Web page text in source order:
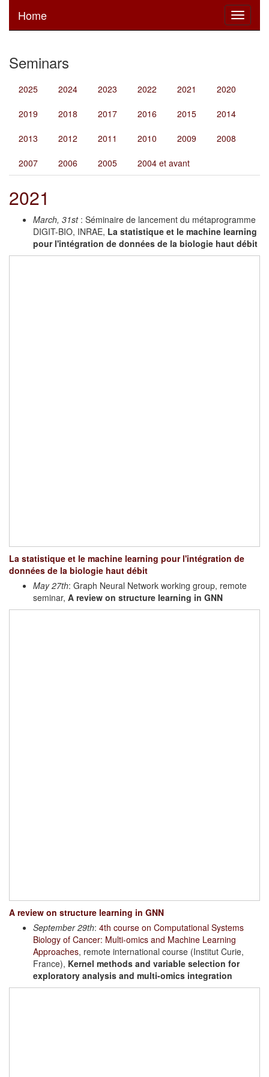
Toggle
Home
Seminars
2025 2024 2023 2022 2021 2020
2019 2018 2017 2016 2015 2014
2013 2012 2011 2010 2009 2008
2007 2006 2005 2004 et avant
2021
March, 31st: Séminaire de lancement du métaprogramme
DIGIT-BIO, INRAE, La statistique et le machine learning
pour l'intégration de données de la biologie haut débit
La statistique et le machine learning pour l'intégration de
données de la biologie haut débit
May 27th: Graph Neural Network working group, remote
seminar, A review on structure learning in GNN
A review on structure learning in GNN
September 29th: 4th course on Computational Systems
Biology of Cancer: Multi-omics and Machine Learning
Approaches, remote international course (Institut Curie,
France), Kernel methods and variable selection for
exploratory analysis and multi-omics integration